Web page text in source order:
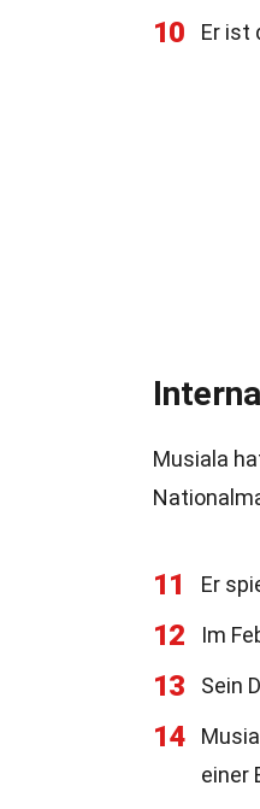
10 Er ist
Musiala
11 Er
12 Im
13 Sein
14
einer